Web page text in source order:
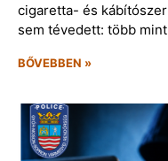
cigaretta- és
sem tévedett: több
BŐVEBBEN »